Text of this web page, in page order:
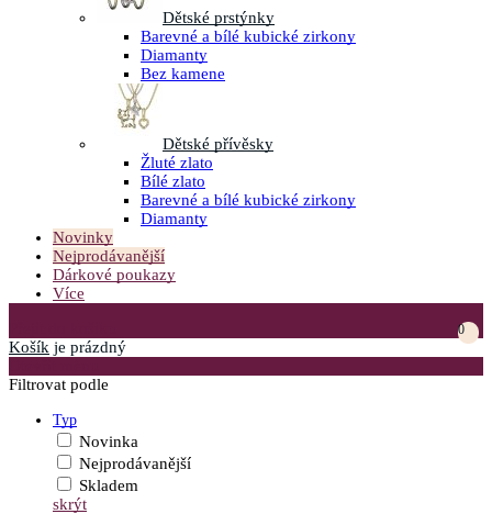
Dětské prstýnky
Barevné a bílé kubické zirkony
Diamanty
Bez kamene
Dětské přívěsky
Žluté zlato
Bílé zlato
Barevné a bílé kubické zirkony
Diamanty
Novinky
Nejprodávanější
Dárkové poukazy
Více
0
Košík je prázdný
Filtrovat podle
Typ
Novinka
Nejprodávanější
Skladem
skrýt